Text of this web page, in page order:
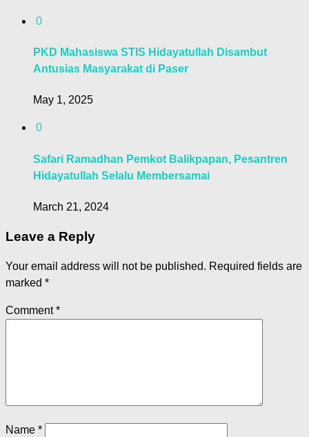
0
PKD Mahasiswa STIS Hidayatullah Disambut
Antusias Masyarakat di Paser
May 1, 2025
0
Safari Ramadhan Pemkot Balikpapan, Pesantren
Hidayatullah Selalu Membersamai
March 21, 2024
Leave a Reply
Your email address will not be published. Required fields are
marked *
Comment*
Name *